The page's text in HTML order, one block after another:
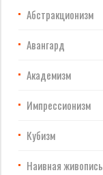
Абстракционизм
Авангард
Академизм
Импрессионизм
Кубизм
Наивная живопись